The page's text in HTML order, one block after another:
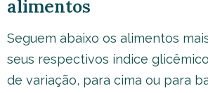
alimentos
Seguem abaixo os alimentos
seus respectivos índice
de variação, para cima ou para